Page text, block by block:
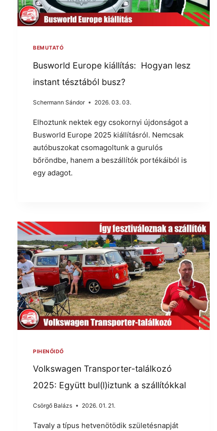
BEMUTATÓ
Busworld Europe kiállítás: Hogyan lesz
instant tésztából busz?
Schermann Sándor 2026. 03. 03.
Elhoztunk nektek egy csokornyi újdonságot a
Busworld Europe 2025 kiállításról. Nemcsak
autóbuszokat csomagoltunk a gurulós
bőröndbe, hanem a beszállítók portékáiból is
egy adagot.
PIHENŐIDŐ
Volkswagen Transporter-találkozó
2025: Együtt bul(l)iztunk a szállítókkal
Csörgő Balázs 2026. 01. 21.
Tavaly a típus hetvenötödik születésnapját